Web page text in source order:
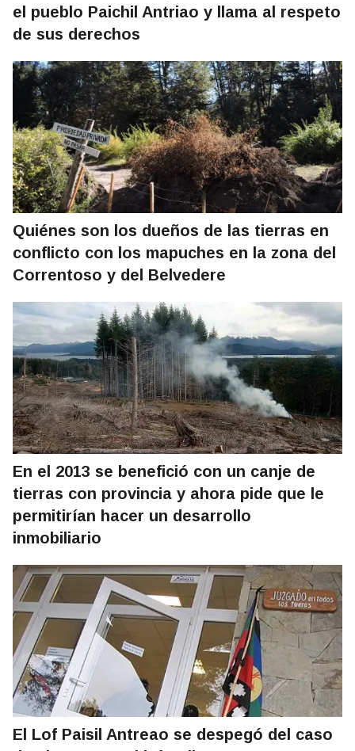
el pueblo Paichil Antriao y llama al respeto
de sus derechos
Quiénes son los dueños de las tierras en
conflicto con los mapuches en la zona del
Correntoso y del Belvedere
En el 2013 se benefició con un canje de
tierras con provincia y ahora pide que le
permitirían hacer un desarrollo
inmobiliario
El Lof Paisil Antreao se despegó del caso